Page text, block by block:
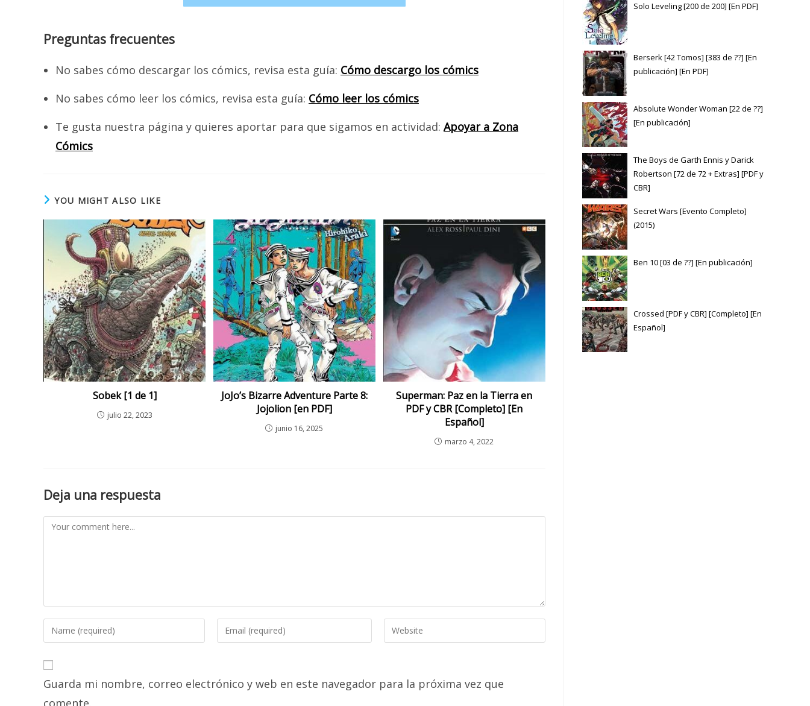
Preguntas frecuentes
No sabes cómo descargar los cómics, revisa esta guía: Cómo descargo los cómics
No sabes cómo leer los cómics, revisa esta guía: Cómo leer los cómics
Te gusta nuestra página y quieres aportar para que sigamos en actividad: Apoyar a Zona
Cómics
YOU MIGHT ALSO LIKE
Sobek [1 de 1]
julio 22, 2023
JoJo’s Bizarre Adventure Parte 8:
Jojolion [en PDF]
junio 16, 2025
Superman: Paz en la Tierra en
PDF y CBR [Completo] [En
Español]
marzo 4, 2022
Deja una respuesta
Comment
Enter
your
or
username
to
Enter
your
to
Enter
your
(optional)
Guarda mi nombre, correo electrónico y web en este navegador para la próxima vez que
comente.
Solo Leveling [200 de 200] [En PDF]
Berserk [42 Tomos] [383 de ??] [En
publicación] [En PDF]
Absolute Wonder Woman [22 de ??]
[En publicación]
The Boys de Garth Ennis y Darick
Robertson [72 de 72 + Extras] [PDF y
CBR]
Secret Wars [Evento Completo]
(2015)
Ben 10 [03 de ??] [En publicación]
Crossed [PDF y CBR] [Completo] [En
Español]